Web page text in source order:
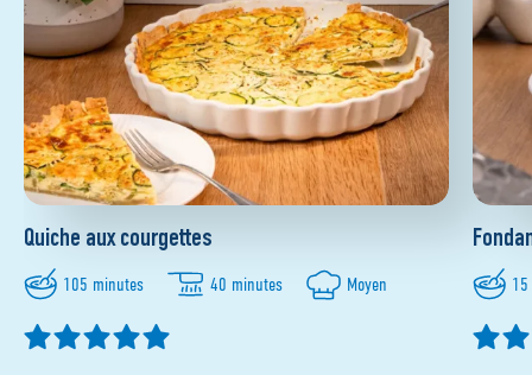
Quiche aux courgettes
105 minutes 40 minutes Moyen